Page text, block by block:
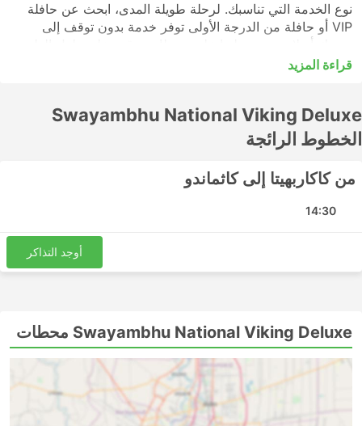
نوع الخدمة التي تناسبك. لرحلة طويلة المدى، ابحث عن حافلة
VIP أو حافلة من الدرجة الأولى توفر خدمة بدون توقف إلى
قد تكون الحافلات السريعة أو المحلية في كثير من الحالات خيارًا
العديد من الوجهات الطويلة المدى التي تخدمها الحافلات الليلية،
وبعضها يوفر مقاعد أوسع أو أرصفة للنوم لمثل هذه الرحلات. قم
National Viking Deluxe. ستساعدك تقييمات المسافرين
الآخرين في اختيار أفضل تذكرة ودرجة حافلة.
Swayambhu National Viking Deluxe
Urlabari
كاثماندو
إيتاهاري
قراءة المزيد
Swayambhu National Viking Deluxe
الخطوط الرائجة
من كاكاربهيتا إلى كاثماندو
14:30
أوجد التذاكر
Swayambhu National Viking Deluxe محطات